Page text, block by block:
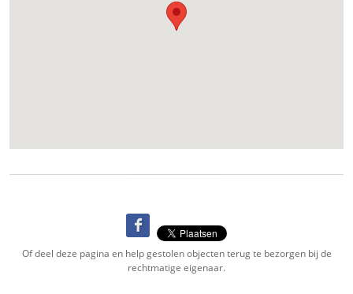
Of deel deze pagina en help gestolen objecten terug te bezorgen bij de
rechtmatige eigenaar.